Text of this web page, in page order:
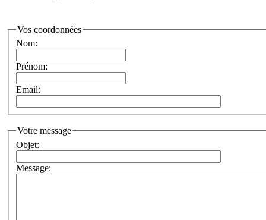
Vos coordonnées
Nom:
Prénom:
Email:
Votre message
Objet:
Message: